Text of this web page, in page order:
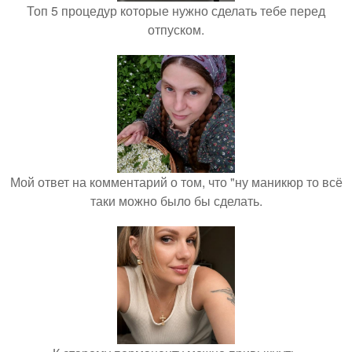
Топ 5 процедур которые нужно сделать тебе перед
отпуском.
Мой ответ на комментарий о том, что "ну маникюр то всё
таки можно было бы сделать.